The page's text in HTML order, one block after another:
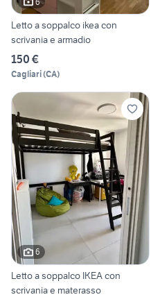
Letto a soppalco ikea con
scrivania e armadio
150 €
Cagliari(CA)
6
Letto a soppalco IKEA con
scrivania e materasso